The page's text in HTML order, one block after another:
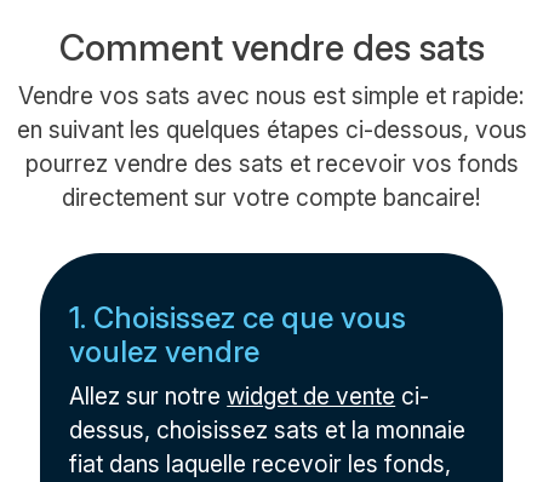
Comment vendre des sats
Vendre vos sats avec nous est simple et rapide:
en suivant les quelques étapes ci-dessous, vous
pourrez vendre des sats et recevoir vos fonds
directement sur votre compte bancaire!
1. Choisissez ce que vous
voulez vendre
Allez sur notrewidget de vente ci-
dessus, choisissez sats et la monnaie
fiat dans laquelle recevoir les fonds,